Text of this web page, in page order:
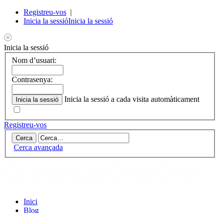
Registreu-vos |
Inicia la sessióInicia la sessió
Inicia la sessió
Nom d’usuari:
Contrasenya:
Inicia la sessió a cada visita automàticament
Registreu-vos
Cerca avançada
Inici
Blog